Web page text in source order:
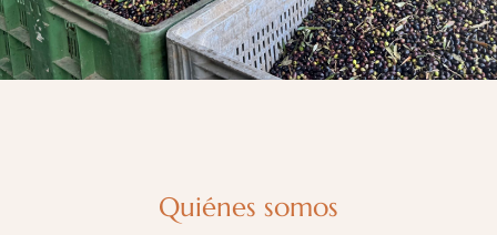
Quiénes somos